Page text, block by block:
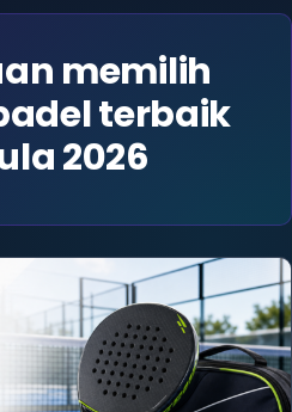
memilih
terbaik
2026